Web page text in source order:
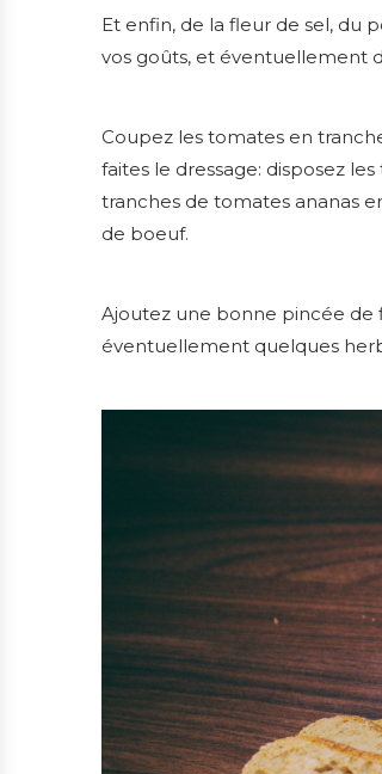
Et enfin, de la fleur de sel, du
vos goûts, et éventuellement
Coupez les tomates en
faites le dressage: disposez
tranches de tomates ananas
de boeuf.
Ajoutez une bonne pincée de
éventuellement quelques